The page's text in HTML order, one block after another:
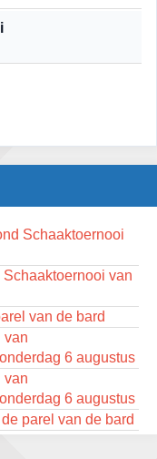
Schaaktoernooi
van
van de bard
van
6 augustus
van
6 augustus
parel van de bard